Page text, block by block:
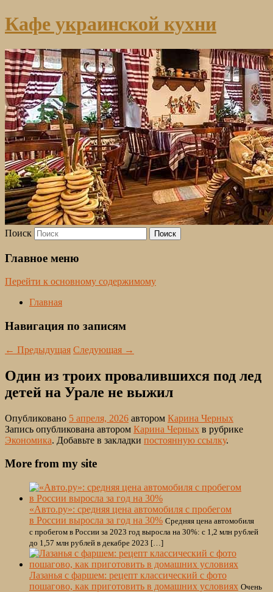
Кафе украинской кухни
Поиск
Главное меню
Перейти к основному содержимому
Главная
Навигация по записям
← Предыдущая Следующая →
Один из троих провалившихся под лед
детей на Урале не выжил
Опубликовано 5 апреля, 2026 автором Карина Черных
Запись опубликована автором Карина Черных в рубрике
Экономика. Добавьте в закладки постоянную ссылку.
More from my site
«Авто.ру»: средняя цена автомобиля с пробегом
в России выросла за год на 30% Средняя цена автомобиля
с пробегом в России за 2023 год выросла на 30%: с 1,2 млн рублей
до 1,57 млн рублей в декабре 2023 […]
Лазанья с фаршем: рецепт классический с фото
пошагово, как приготовить в домашних условиях Очень